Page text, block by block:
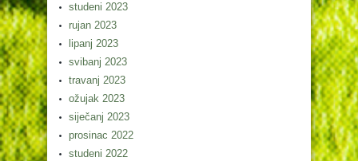
studeni 2023
rujan 2023
lipanj 2023
svibanj 2023
travanj 2023
ožujak 2023
siječanj 2023
prosinac 2022
studeni 2022